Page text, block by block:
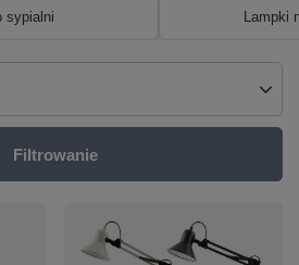
sypialni Lampki
Filtrowanie